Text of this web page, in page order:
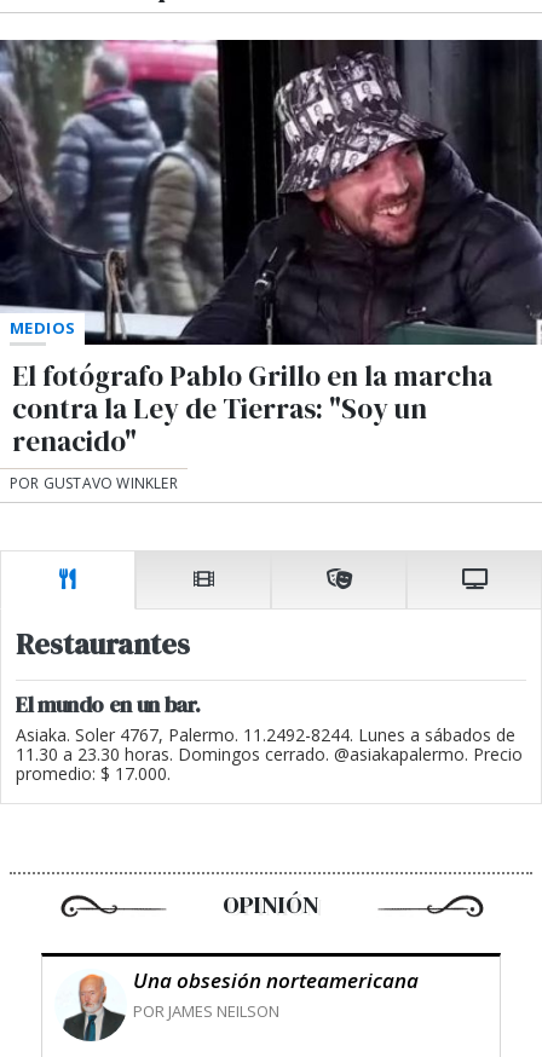
MEDIOS
El fotógrafo Pablo Grillo en la marcha
contra la Ley de Tierras: "Soy un
renacido"
POR GUSTAVO WINKLER
Restaurantes
El mundo en un bar.
Asiaka. Soler 4767, Palermo. 11.2492-8244. Lunes a sábados de
11.30 a 23.30 horas. Domingos cerrado. @asiakapalermo. Precio
promedio: $ 17.000.
OPINIÓN
Una obsesión norteamericana
POR JAMES NEILSON